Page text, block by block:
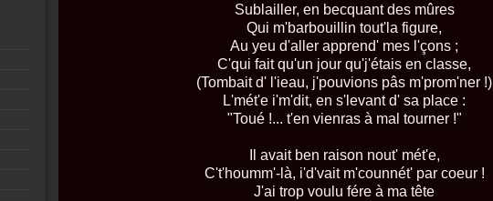
Sublailler, en becquant des mûres
Qui m'barbouillin tout'la figure,
Au yeu d'aller apprend' mes l'çons ;
C'qui fait qu'un jour qu'j'étais en classe,
(Tombait d' l'ieau, j'pouvions pâs m'prom'ner !)
L'mét'e i'm'dit, en s'levant d' sa place :
"Toué !... t'en vienras à mal tourner !"
Il avait ben raison nout' mét'e,
C't'houmm'-là, i'd'vait m'counnét' par coeur !
J'ai trop voulu fére à ma tête